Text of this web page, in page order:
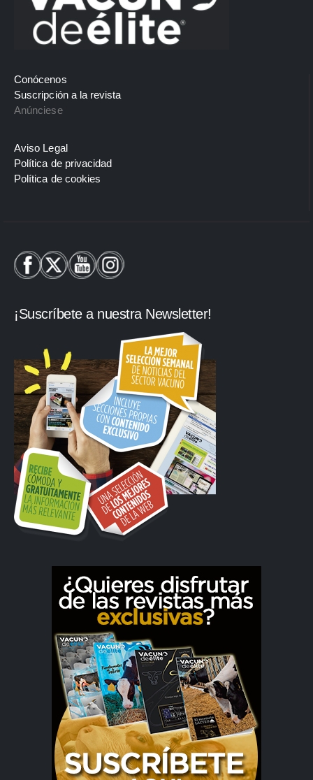
Conócenos
Suscripción a la revista
Anúnciese
Aviso Legal
Política de privacidad
Política de cookies
¡Suscríbete a nuestra Newsletter!